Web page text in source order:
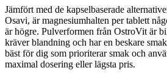
Jämfört med de kapselbaserade
Osavi, är magnesiumhalten per tablett
är högre. Pulverformen från OstroVit är
kräver blandning och har en beskare
bäst för dig som prioriterar smak och
maximal dosering eller lägsta pris.